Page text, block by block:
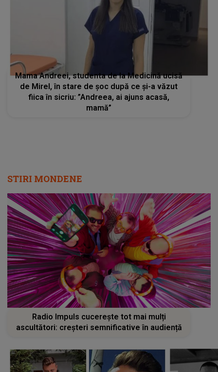
Mama Andreei, studenta de la Medicină ucisă
de Mirel, în stare de șoc după ce și-a văzut
fiica în sicriu: ”Andreea, ai ajuns acasă,
mamă”
STIRI MONDENE
Radio Impuls cucerește tot mai mulți
ascultători: creșteri semnificative în audiență